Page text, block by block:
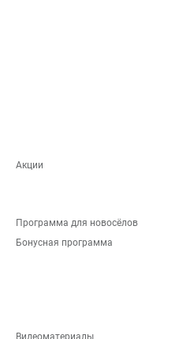
Акции
Программа для новосёлов
Бонусная программа
Видеоматериалы